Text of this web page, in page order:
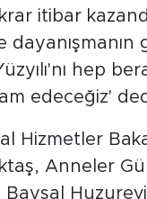
itibar
hep
edeceğiz'
Hizmetler
Anneler
Baysal